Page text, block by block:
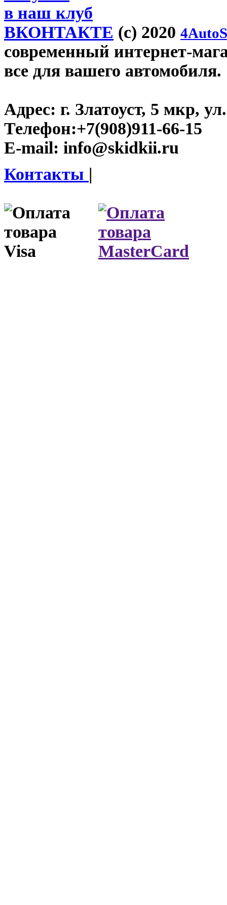
в наш клуб
ВКОНТАКТЕ (c) 2020
современный интернет-
все для вашего автомобиля.
Адрес: г. Златоуст, 5 мкр,
Телефон:+7(908)911-66-15
E-mail: info@skidkii.ru
Контакты |